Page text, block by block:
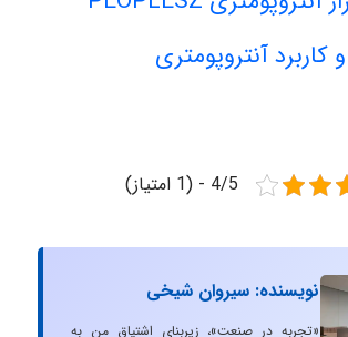
کاربرد آنتروپومتری
4/5 - (1 امتیاز)
نویسنده: سیروان شیخی
«تجربه در صنعت»، زیربنایِ اشتیاقِ من به